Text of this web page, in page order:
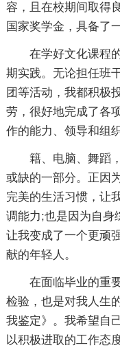
容，且在校期间取得
国家奖学金，具备了
在学好文化课程
期实践。无论担任班
团等活动，我都积极
劳，很好地完成了各
作的能力、领导和组
籍、电脑、舞蹈
或缺的一部分。正因
完美的生活习惯，让
调能力;也是因为自身
让我变成了一个更顽
献的年轻人。
在面临毕业的重
检验，也是对我人生
我鉴定》。我希望自
以积极进取的工作态